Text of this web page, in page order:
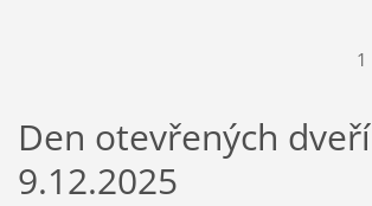
1
Den otevřených dveří
9.12.2025